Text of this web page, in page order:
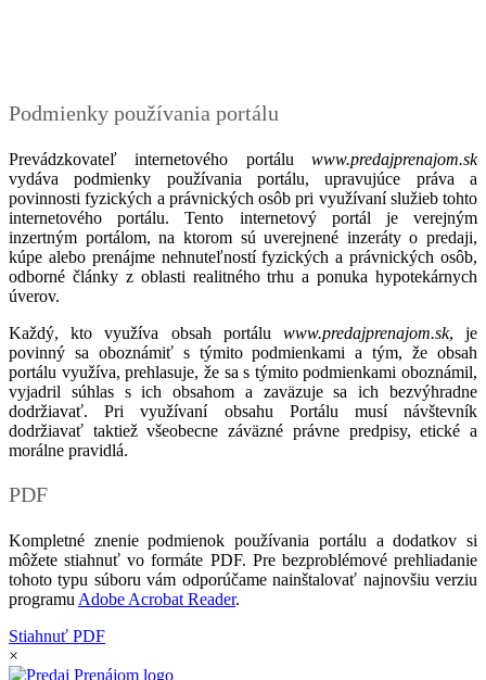
Podmienky používania portálu
Prevádzkovateľ internetového portálu www.predajprenajom.sk
vydáva podmienky používania portálu, upravujúce práva a
povinnosti fyzických a právnických osôb pri využívaní služieb tohto
internetového portálu. Tento internetový portál je verejným
inzertným portálom, na ktorom sú uverejnené inzeráty o predaji,
kúpe alebo prenájme nehnuteľností fyzických a právnických osôb,
odborné články z oblasti realitného trhu a ponuka hypotekárnych
úverov.
Každý, kto využíva obsah portálu www.predajprenajom.sk, je
povinný sa oboznámiť s týmito podmienkami a tým, že obsah
portálu využíva, prehlasuje, že sa s týmito podmienkami oboznámil,
vyjadril súhlas s ich obsahom a zaväzuje sa ich bezvýhradne
dodržiavať. Pri využívaní obsahu Portálu musí návštevník
dodržiavať taktiež všeobecne záväzné právne predpisy, etické a
morálne pravidlá.
PDF
Kompletné znenie podmienok používania portálu a dodatkov si
môžete stiahnuť vo formáte PDF. Pre bezproblémové prehliadanie
tohoto typu súboru vám odporúčame nainštalovať najnovšiu verziu
programu Adobe Acrobat Reader.
Stiahnuť PDF
×